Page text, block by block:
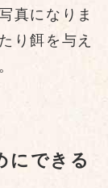
真になりま
り餌を与え
にできる